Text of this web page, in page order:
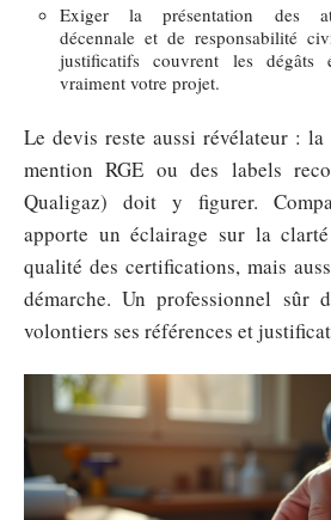
Exiger la présentation des
décennale et de responsabilité
justificatifs couvrent les dégâts
vraiment votre projet.
Le devis reste aussi révélateur :
mention RGE ou des labels
Qualigaz) doit y figurer.
apporte un éclairage sur la
qualité des certifications, mais
démarche. Un professionnel sûr
volontiers ses références et